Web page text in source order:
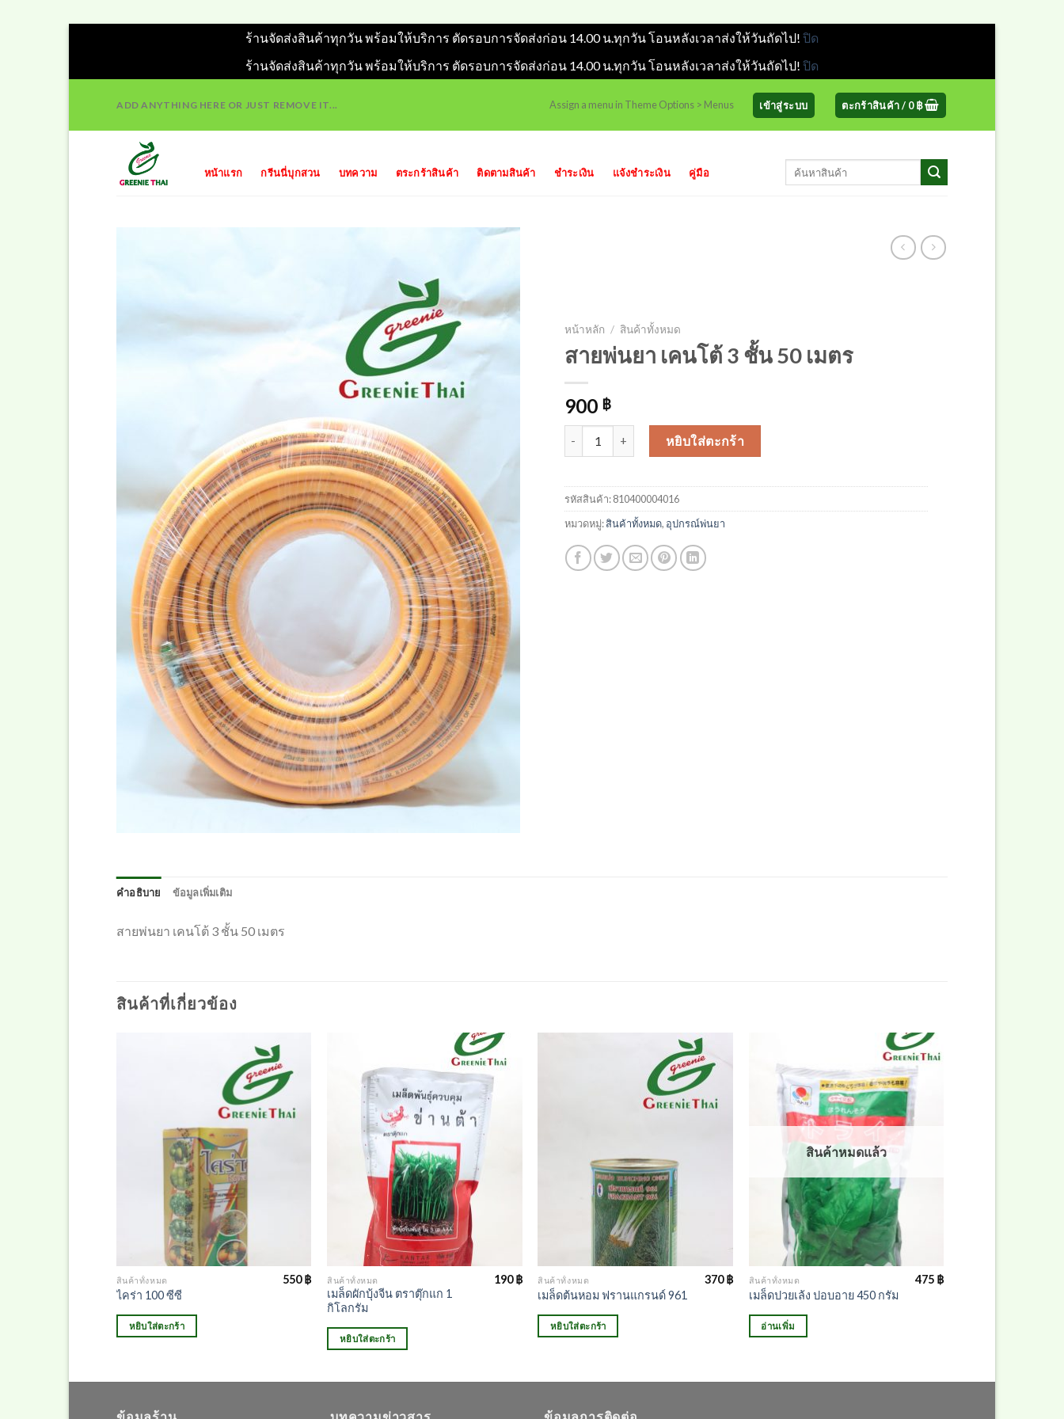
ร้านจัดส่งสินค้าทุกวัน พร้อมให้บริการ ตัดรอบการจัดส่งก่อน 14.00 น.ทุกวัน โอนหลังเวลาส่งให้วันถัดไป! ปิด
ร้านจัดส่งสินค้าทุกวัน พร้อมให้บริการ ตัดรอบการจัดส่งก่อน 14.00 น.ทุกวัน โอนหลังเวลาส่งให้วันถัดไป! ปิด
content
ADD ANYTHING HERE OR JUST REMOVE IT... Assign a menu in Theme Options > Menus เข้าสู่ระบบ ตะกร้าสินค้า / 0฿
หน้าแรก กรีนนี่บุกสวน บทความ ตระกร้าสินค้า ติดตามสินค้า ชำระเงิน แจ้งชำระเงิน คู่มือ
ค้นหา:
หน้าหลัก / สินค้าทั้งหมด
สายพ่นยา เคนโต้ 3 ชั้น 50 เมตร
900 ฿
จำนวน สายพ่นยา เคนโต้ 3 ชั้น 50 เมตร ชิ้น
หยิบใส่ตะกร้า
รหัสสินค้า:810400004016
หมวดหมู่:สินค้าทั้งหมด, อุปกรณ์พ่นยา
คำอธิบาย ข้อมูลเพิ่มเติม
สายพ่นยา เคนโต้ 3 ชั้น 50 เมตร
สินค้าที่เกี่ยวข้อง
สินค้าทั้งหมด
ไคร่า 100 ซีซี
550฿
หยิบใส่ตะกร้า
สินค้าทั้งหมด
เมล็ดผักบุ้งจีน ตราตุ๊กแก 1
กิโลกรัม
190฿
หยิบใส่ตะกร้า
สินค้าทั้งหมด
เมล็ดต้นหอม ฟรานแกรนด์ 961
370฿
หยิบใส่ตะกร้า
สินค้าหมดแล้ว
สินค้าทั้งหมด
เมล็ดปวยเล้ง ปอบอาย 450 กรัม
475 ฿
อ่านเพิ่ม